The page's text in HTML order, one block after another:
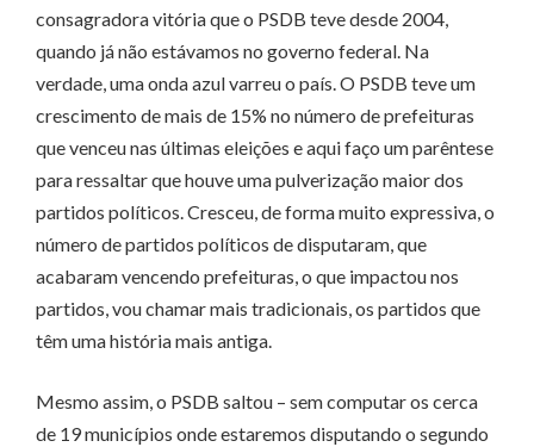
consagradora vitória que o PSDB teve desde 2004,
quando já não estávamos no governo federal. Na
verdade, uma onda azul varreu o país. O PSDB teve um
crescimento de mais de 15% no número de prefeituras
que venceu nas últimas eleições e aqui faço um parêntese
para ressaltar que houve uma pulverização maior dos
partidos políticos. Cresceu, de forma muito expressiva, o
número de partidos políticos de disputaram, que
acabaram vencendo prefeituras, o que impactou nos
partidos, vou chamar mais tradicionais, os partidos que
têm uma história mais antiga.
Mesmo assim, o PSDB saltou – sem computar os cerca
de 19 municípios onde estaremos disputando o segundo